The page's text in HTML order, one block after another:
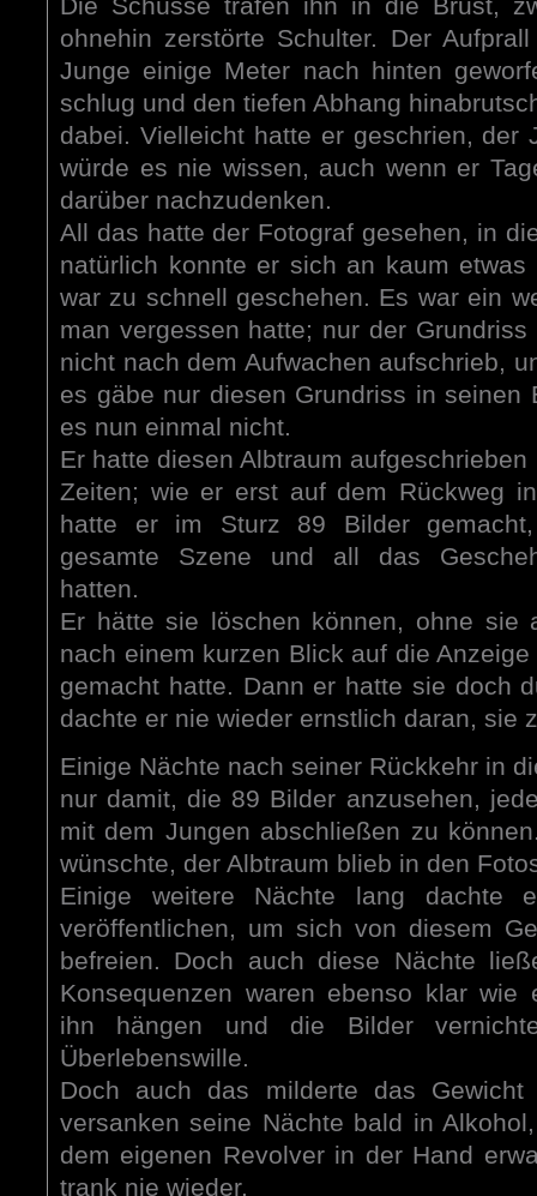
ohnehin zerstörte Schulter. Der
Junge einige Meter nach hinten
schlug und den tiefen Abhang
dabei. Vielleicht hatte er geschrien, der
würde es nie wissen, auch wenn er
darüber nachzudenken.
All das hatte der Fotograf gesehen, in
natürlich konnte er sich an kaum
war zu schnell geschehen. Es war ein
man vergessen hatte; nur der
nicht nach dem Aufwachen aufschrieb,
es gäbe nur diesen Grundriss in seinen
es nun einmal nicht.
Er hatte diesen Albtraum
Zeiten; wie er erst auf dem Rückweg
hatte er im Sturz 89 Bilder
gesamte Szene und all das
hatten.
Er hätte sie löschen können, ohne sie
nach einem kurzen Blick auf die
gemacht hatte. Dann er hatte sie doch
dachte er nie wieder ernstlich daran, sie
Einige Nächte nach seiner Rückkehr in
nur damit, die 89 Bilder anzusehen,
mit dem Jungen abschließen zu
wünschte, der Albtraum blieb in den
Einige weitere Nächte lang dachte
veröffentlichen, um sich von diesem
befreien. Doch auch diese Nächte
Konsequenzen waren ebenso klar wie
ihn hängen und die Bilder
Überlebenswille.
Doch auch das milderte das
versanken seine Nächte bald in
dem eigenen Revolver in der Hand
trank nie wieder.